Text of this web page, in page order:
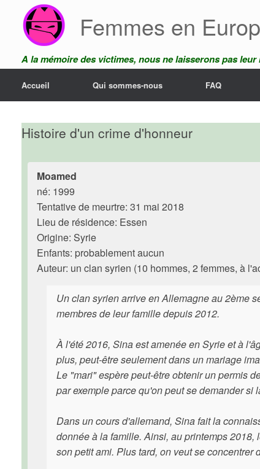
content
Femmes en
A la mémoire des victimes, nous ne laisserons pas
Accueil Qui sommes-nous FAQ
Histoire d'un crime d'honneur
Moamed
né: 1999
Tentative de meurtre: 31 mai 2018
Lieu de résidence: Essen
Origine: Syrie
Enfants: probablement aucun
Auteur: un clan syrien (10 hommes, 2 femmes, à
Un clan syrien arrive en Allemagne au 2ème
membres de leur famille depuis 2012.
À l'été 2016, Sina est amenée en Syrie et à
plus, peut-être seulement dans un mariage
Le "mari" espère peut-être obtenir un permis
par exemple parce qu'on peut se demander
Dans un cours d'allemand, Sina fait la
donnée à la famille. Ainsi, au printemps
son petit ami. Plus tard, on veut se concentrer